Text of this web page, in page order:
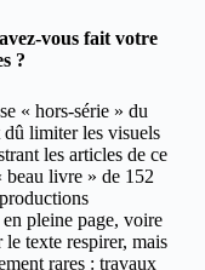
vous fait votre
?
« hors-série » du
limiter les visuels
les articles de ce
beau livre » de 152
pleine page, voire
texte respirer, mais
rares : travaux